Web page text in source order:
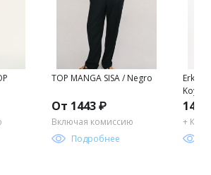
TOP MANGA SISA / Negro
От 1443 ₽
Включая комиссию
Подробнее
Erkek
Koyu
1469
+